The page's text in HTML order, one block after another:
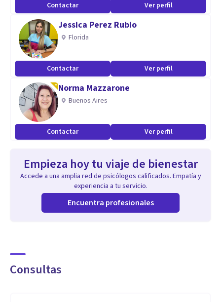
emocionales, problemas de pareja, violencia familiar,
estrés laboral, intervención en crisis, estrés postraumático
debido a asaltos, accidentes, agresiones sexuales, entre
otras.
Contactar Ver perfil
Jessica Perez Rubio
Florida
Contactar Ver perfil
Norma Mazzarone
Buenos Aires
Contactar Ver perfil
Empieza hoy tu viaje de bienestar
Accede a una amplia red de psicólogos calificados. Empatía y
experiencia a tu servicio.
Encuentra profesionales
Consultas